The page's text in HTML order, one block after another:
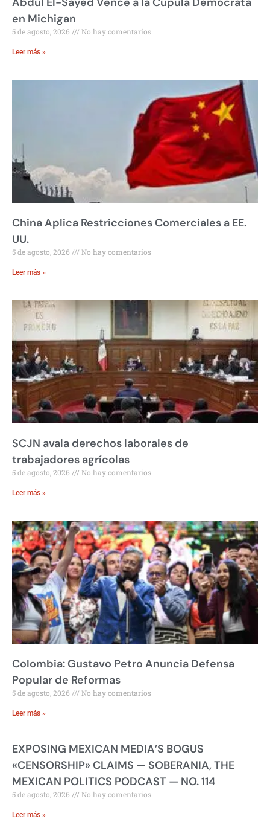
en Michigan
5 de agosto, 2026 No hay comentarios
Leer más »
China Aplica Restricciones Comerciales a EE.
UU.
5 de agosto, 2026 No hay comentarios
Leer más »
SCJN avala derechos laborales de
trabajadores agrícolas
5 de agosto, 2026 No hay comentarios
Leer más »
Colombia: Gustavo Petro Anuncia Defensa
Popular de Reformas
5 de agosto, 2026 No hay comentarios
Leer más »
EXPOSING MEXICAN MEDIA’S BOGUS
«CENSORSHIP» CLAIMS — SOBERANIA, THE
MEXICAN POLITICS PODCAST — NO. 114
5 de agosto, 2026 No hay comentarios
Leer más »